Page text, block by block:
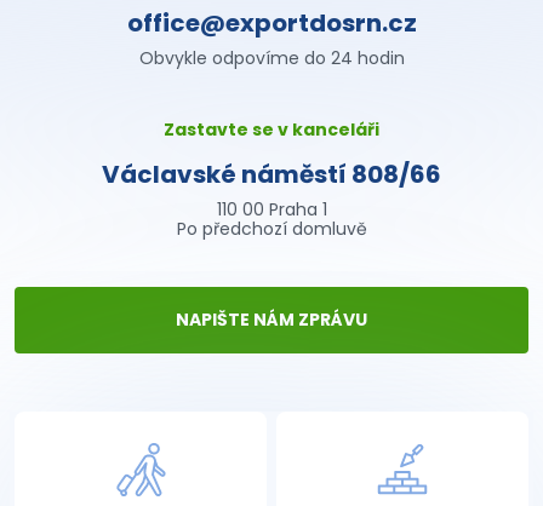
office@exportdosrn.cz
Obvykle odpovíme do 24 hodin
Zastavte se v kanceláři
Václavské náměstí 808/66
110 00 Praha 1
Po předchozí domluvě
NAPIŠTE NÁM ZPRÁVU